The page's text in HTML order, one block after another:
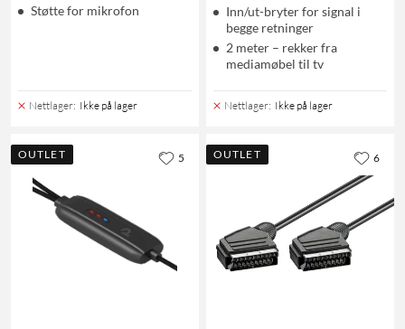
Støtte for mikrofon
Nettlager: Ikke på lager
Inn/ut-bryter for signal i
begge retninger
2 meter – rekker fra
mediamøbel til tv
Nettlager: Ikke på lager
OUTLET 5 OUTLET 6